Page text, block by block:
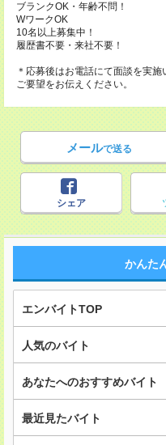
ブランクOK・年齢不問！
WワークOK
10名以上募集中！
履歴書不要・来社不要！
＊応募後はお電話にて面談を実
ご要望をお伝えください。
メールで送る
シェア
かんた
エンバイトTOP
人気のバイト
あなたへのおすすめバイト
最近見たバイト